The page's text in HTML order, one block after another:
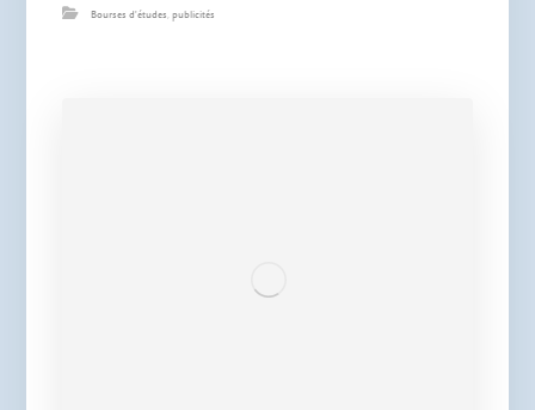
Bourses d'études,publicités